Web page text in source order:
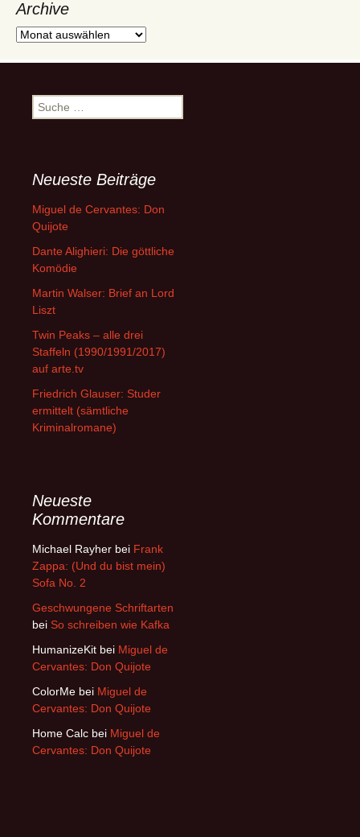
Archive
Archive
Suche
nach:
Neueste Beiträge
Miguel de Cervantes: Don
Quijote
Dante Alighieri: Die göttliche
Komödie
Martin Walser: Brief an Lord
Liszt
Twin Peaks – alle drei
Staffeln (1990/1991/2017)
auf arte.tv
Friedrich Glauser: Studer
ermittelt (sämtliche
Kriminalromane)
Neueste
Kommentare
Michael Rayher bei Frank
Zappa: (Und du bist mein)
Sofa No. 2
Geschwungene Schriftarten
bei So schreiben wie Kafka
HumanizeKit bei Miguel de
Cervantes: Don Quijote
ColorMe bei Miguel de
Cervantes: Don Quijote
Home Calc bei Miguel de
Cervantes: Don Quijote